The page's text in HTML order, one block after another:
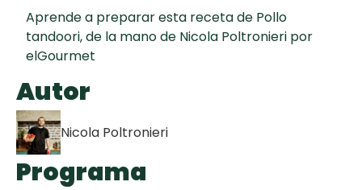
Red Velvet
Cake
Aprende a preparar esta receta de Pollo
tandoori, de la mano de Nicola Poltronieri por
elGourmet
Autor
Nicola Poltronieri
Programa